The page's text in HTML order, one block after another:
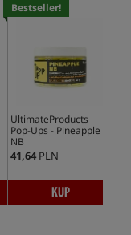
Bestseller!
UltimateProducts
Pop-Ups - Pineapple
NB
41,64 PLN
KUP